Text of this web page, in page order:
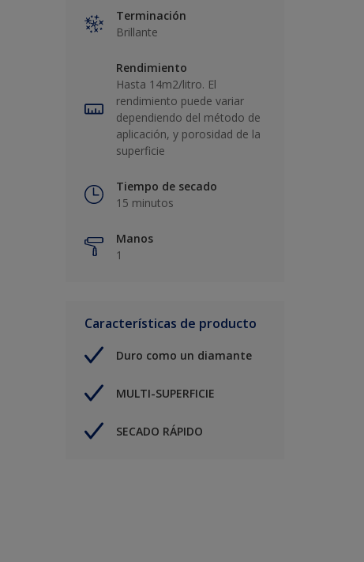
Terminación
Brillante
Rendimiento
Hasta 14m2/litro. El
rendimiento puede variar
dependiendo del método de
aplicación, y porosidad de la
superficie
Tiempo de secado
15 minutos
Manos
1
Características de producto
Duro como un diamante
MULTI-SUPERFICIE
SECADO RÁPIDO